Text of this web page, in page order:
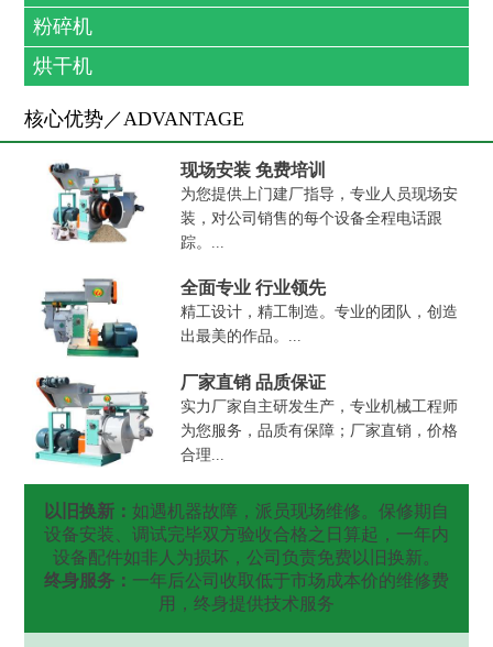
粉碎机
烘干机
核心优势／ADVANTAGE
现场安装 免费培训
为您提供上门建厂指导，专业人员现场安
装，对公司销售的每个设备全程电话跟
踪。...
全面专业 行业领先
精工设计，精工制造。专业的团队，创造
出最美的作品。...
厂家直销 品质保证
实力厂家自主研发生产，专业机械工程师
为您服务，品质有保障；厂家直销，价格
合理...
以旧换新： 如遇机器故障，派员现场维修。保修期自
设备安装、调试完毕双方验收合格之日算起，一年内
设备配件如非人为损坏，公司负责免费以旧换新。
终身服务： 一年后公司收取低于市场成本价的维修费
用，终身提供技术服务